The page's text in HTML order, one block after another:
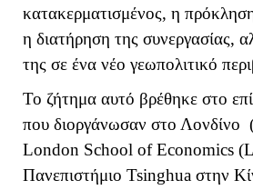
κατακερματισμένος, η
η διατήρηση της συνεργασίας,
της σε ένα νέο γεωπολιτικό
Το ζήτημα αυτό βρέθηκε στο
που διοργάνωσαν στο
London School of Economics (
Πανεπιστήμιο Tsinghua στην